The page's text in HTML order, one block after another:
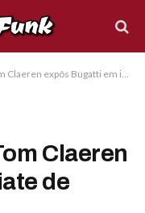
expôs Bugatti em iate de R$125 mi
Claeren
de